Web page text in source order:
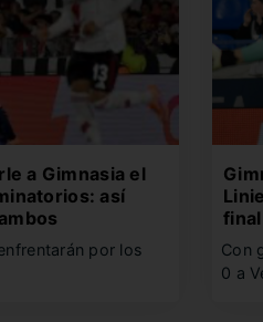
a Gimnasia el
así
por los
Con
0 a